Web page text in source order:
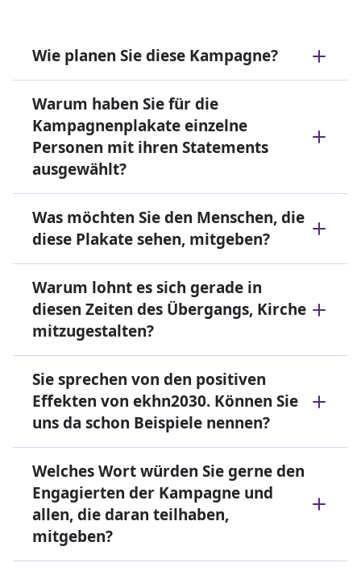
Wie planen Sie diese Kampagne?
Warum haben Sie für die
Kampagnenplakate einzelne
Personen mit ihren Statements
ausgewählt?
Was möchten Sie den Menschen, die
diese Plakate sehen, mitgeben?
Warum lohnt es sich gerade in
diesen Zeiten des Übergangs, Kirche
mitzugestalten?
Sie sprechen von den positiven
Effekten von ekhn2030. Können Sie
uns da schon Beispiele nennen?
Welches Wort würden Sie gerne den
Engagierten der Kampagne und
allen, die daran teilhaben,
mitgeben?